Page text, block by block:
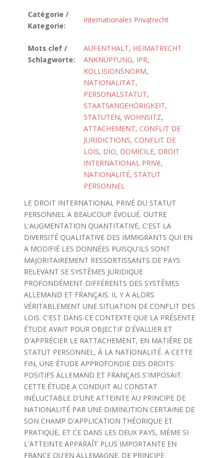
Catégorie /
Kategorie:
Internationales Privatrecht
Mots clef /
Schlagworte:
AUFENTHALT, HEIMATRECHT
ANKNÜPFUNG, IPR,
KOLLISIONSNORM,
NATIONALITÄT,
PERSONALSTATUT,
STAATSANGEHÖRIGKEIT,
STATUTEN, WOHNSITZ,
ATTACHEMENT, CONFLIT DE
JURIDICTIONS, CONFLIT DE
LOIS, DIO, DOMICILE, DROIT
INTERNATIONAL PRIVé,
NATIONALITÉ, STATUT
PERSONNEL
LE DROIT INTERNATIONAL PRIVÉ DU STATUT
PERSONNEL A BEAUCOUP ÉVOLUÉ. OUTRE
L'AUGMENTATION QUANTITATIVE, C'EST LA
DIVERSITÉ QUALITATIVE DES IMMIGRANTS QUI EN
A MODIFIÉ LES DONNÉES PUISQU'ILS SONT
MAJORITAIREMENT RESSORTISSANTS DE PAYS
RELEVANT SE SYSTÊMES JURIDIQUE
PROFONDÉMENT DIFFÉRENTS DES SYSTÊMES
ALLEMAND ET FRANÇAIS. IL Y A ALORS
VÉRITABLEMENT UNE SITUATION DE CONFLIT DES
LOIS. C'EST DANS CE CONTEXTE QUE LA PRÉSENTE
ÉTUDE AVAIT POUR OBJECTIF D'ÉVALUER ET
D'APPRÉCIER LE RATTACHEMENT, EN MATIÊRE DE
STATUT PERSONNEL, À LA NATIONALITÉ. A CETTE
FIN, UNE ÉTUDE APPROFONDIE DES DROITS
POSITIFS ALLEMAND ET FRANÇAIS S'IMPOSAIT.
CETTE ÉTUDE A CONDUIT AU CONSTAT
INÉLUCTABLE D'UNE ATTEINTE AU PRINCIPE DE
NATIONALITÉ PAR UNE DIMINUTION CERTAINE DE
SON CHAMP D'APPLICATION THÉORIQUE ET
PRATIQUE, ET CE DANS LES DEUX PAYS, MÈME SI
L'ATTEINTE APPARAÎT PLUS IMPORTANTE EN
FRANCE QU'EN ALLEMAGNE. DE PRINCIPE